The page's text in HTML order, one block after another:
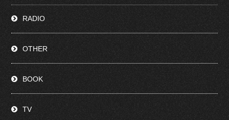
RADIO
OTHER
BOOK
TV